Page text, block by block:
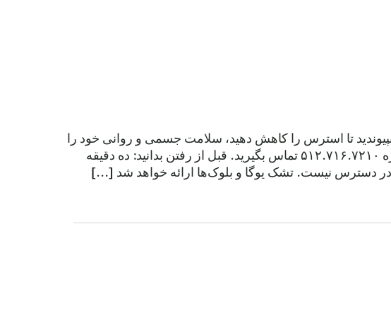
تا استرس را کاهش دهید، سلامت جسمی و روانی خود را
تقویت کنید، تعادل و انعطاف‌پذیری را بهبود بخشید. برای اطلاعات بیشتر، با شماره ۵۱۲.۷۱۶.۷۲۱۰ تماس بگیرید. قبل از رفتن بدانید: ده دقیقه
دسترس نیست. تشک یوگا و بلوک‌ها ارائه خواهد شد [...]